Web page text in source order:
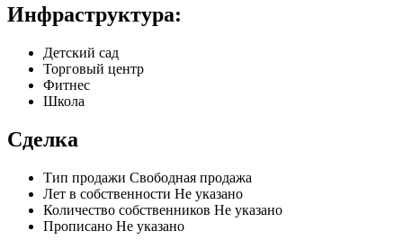
Инфраструктура:
Детский сад
Торговый центр
Фитнес
Школа
Сделка
Тип продажи Свободная продажа
Лет в собственности Не указано
Количество собственников Не указано
Прописано Не указано